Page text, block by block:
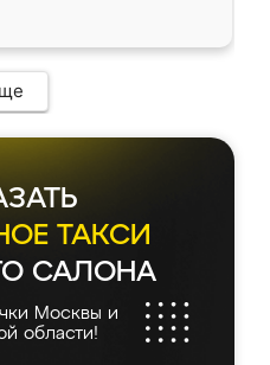
ТАКСИ
САЛОНА
Москвы и
области!